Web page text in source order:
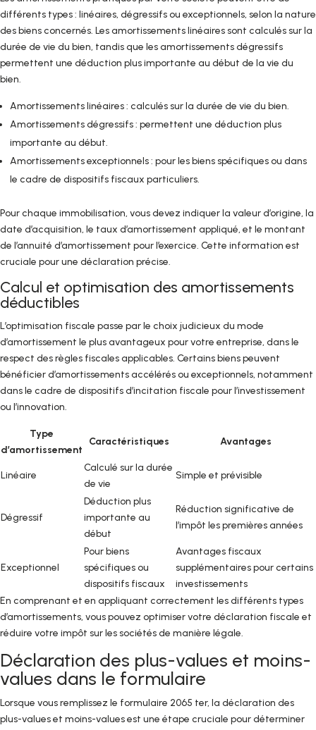
différents types : linéaires, dégressifs ou exceptionnels, selon la nature
des biens concernés. Les amortissements linéaires sont calculés sur la
durée de vie du bien, tandis que les amortissements dégressifs
permettent une déduction plus importante au début de la vie du
bien.
Amortissements linéaires : calculés sur la durée de vie du bien.
Amortissements dégressifs : permettent une déduction plus
importante au début.
Amortissements exceptionnels : pour les biens spécifiques ou dans
le cadre de dispositifs fiscaux particuliers.
Pour chaque immobilisation, vous devez indiquer la valeur d’origine, la
date d’acquisition, le taux d’amortissement appliqué, et le montant
de l’annuité d’amortissement pour l’exercice. Cette information est
cruciale pour une déclaration précise.
Calcul et optimisation des amortissements
déductibles
L’optimisation fiscale passe par le choix judicieux du mode
d’amortissement le plus avantageux pour votre entreprise, dans le
respect des règles fiscales applicables. Certains biens peuvent
bénéficier d’amortissements accélérés ou exceptionnels, notamment
dans le cadre de dispositifs d’incitation fiscale pour l’investissement
ou l’innovation.
Type
d’amortissement
Caractéristiques Avantages
Linéaire
Calculé sur la durée
de vie
Simple et prévisible
Dégressif
Déduction plus
importante au
début
Réduction significative de
l’impôt les premières années
Exceptionnel
Pour biens
spécifiques ou
dispositifs fiscaux
Avantages fiscaux
supplémentaires pour certains
investissements
En comprenant et en appliquant correctement les différents types
d’amortissements, vous pouvez optimiser votre déclaration fiscale et
réduire votre impôt sur les sociétés de manière légale.
Déclaration des plus-values et moins-
values dans le formulaire
Lorsque vous remplissez le formulaire 2065 ter, la déclaration des
plus-values et moins-values est une étape cruciale pour déterminer